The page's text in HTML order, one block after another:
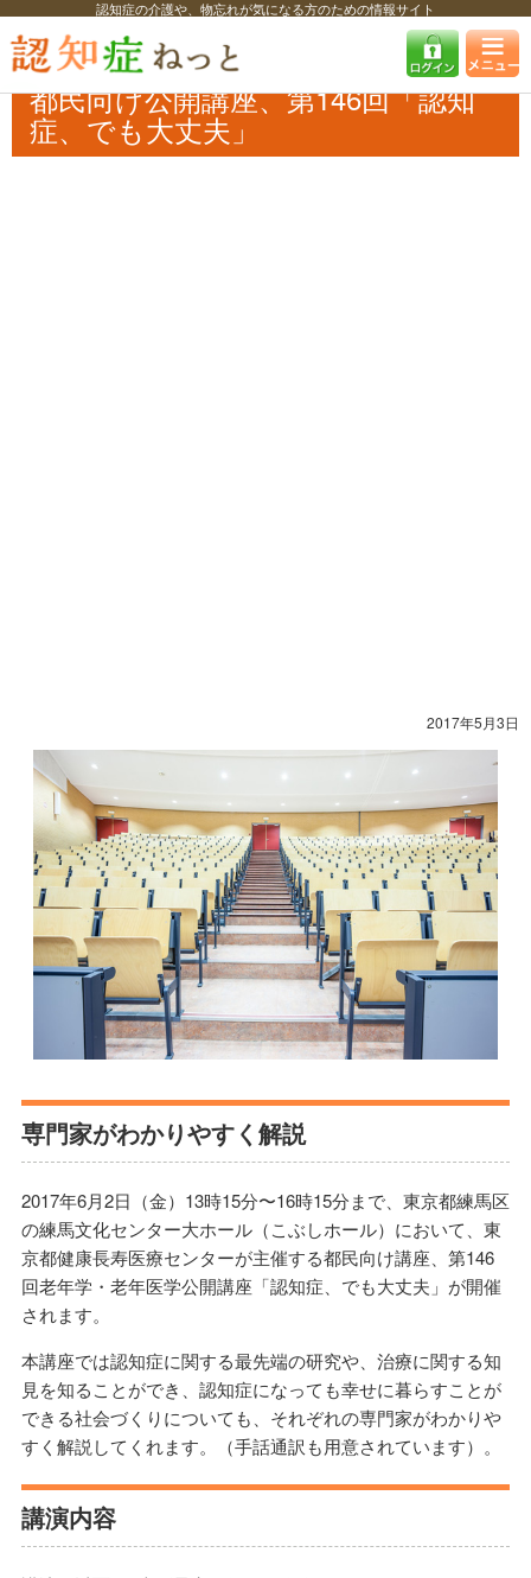
認知症の介護や、物忘れが気になる方のための情報サイト
認知症ねっと 認知症最新ニュース 自治体・企業
都民向け公開講座、
第146回「認知症、でも大丈夫」
都民向け公開講座、第146回「認知
症、でも大丈夫」
2017年5月3日
専門家がわかりやすく解説
2017年6月2日（金）13時15分〜16時15分まで、東京都練馬区
の練馬文化センター大ホール（こぶしホール）において、東
京都健康長寿医療センターが主催する都民向け講座、第146
回老年学・老年医学公開講座「認知症、でも大丈夫」が開催
されます。
本講座では認知症に関する最先端の研究や、治療に関する知
見を知ることができ、認知症になっても幸せに暮らすことが
できる社会づくりについても、それぞれの専門家がわかりや
すく解説してくれます。（手話通訳も用意されています）。
講演内容